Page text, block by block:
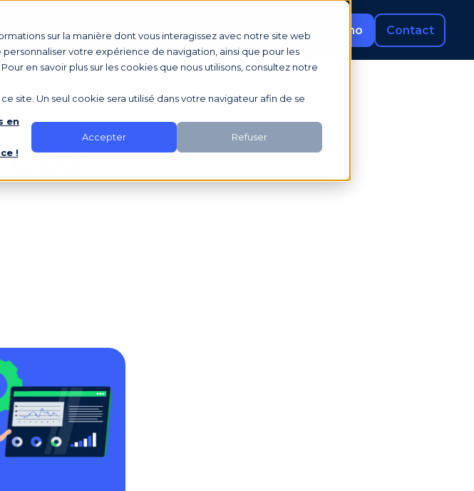
sur la manière dont vous interagissez avec notre site web
votre expérience de navigation, ainsi que pour les
en savoir plus sur les cookies que nous utilisons, consultez notre
site. Un seul cookie sera utilisé dans votre navigateur afin de se
en
!
Accepter Refuser
Ressources Demander une démo Contact
des